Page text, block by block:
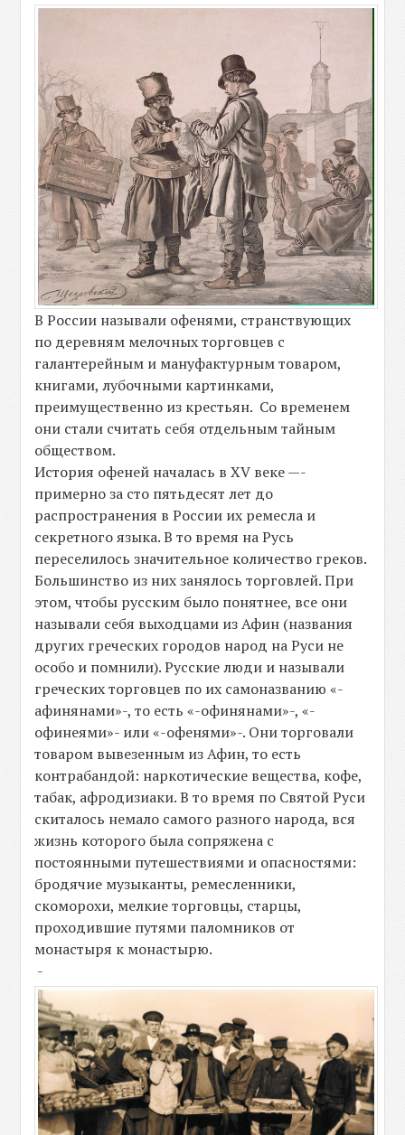
В России называли офенями, странствующих
по деревням мелочных торговцев с
галантерейным и мануфактурным товаром,
книгами, лубочными картинками,
преимущественно из крестьян. Со временем
они стали считать себя отдельным тайным
обществом.
История офеней началась в XV веке —-
примерно за сто пятьдесят лет до
распространения в России их ремесла и
секретного языка. В то время на Русь
переселилось значительное количество греков.
Большинство из них занялось торговлей. При
этом, чтобы русским было понятнее, все они
называли себя выходцами из Афин (названия
других греческих городов народ на Руси не
особо и помнили). Русские люди и называли
греческих торговцев по их самоназванию «-
афинянами»-, то есть «-офинянами»-, «-
офинеями»- или «-офенями»-. Они торговали
товаром вывезенным из Афин, то есть
контрабандой: наркотические вещества, кофе,
табак, афродизиаки. В то время по Святой Руси
скиталось немало самого разного народа, вся
жизнь которого была сопряжена с
постоянными путешествиями и опасностями:
бродячие музыканты, ремесленники,
скоморохи, мелкие торговцы, старцы,
проходившие путями паломников от
монастыря к монастырю.
-